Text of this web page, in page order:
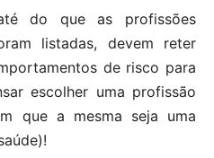
do que as profissões
listadas, devem reter
de risco para
escolher uma profissão
que a mesma seja uma